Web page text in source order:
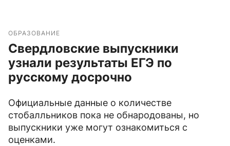
ОБРАЗОВАНИЕ
Свердловские выпускники
узнали результаты ЕГЭ по
русскому досрочно
Официальные данные о количестве
стобалльников пока не обнародованы, но
выпускники уже могут ознакомиться с
оценками.